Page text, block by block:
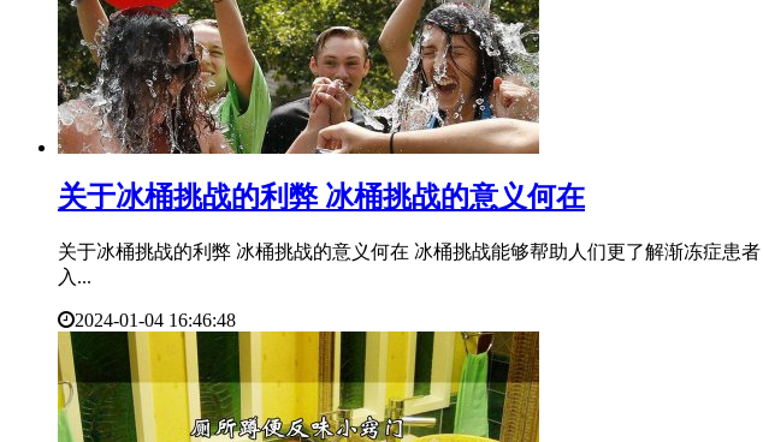
​关于冰桶挑战的利弊 冰桶挑战的意义何在
关于冰桶挑战的利弊 冰桶挑战的意义何在 冰桶挑战能够帮助人们更了解渐冻症患
入...
2024-01-04 16:46:48